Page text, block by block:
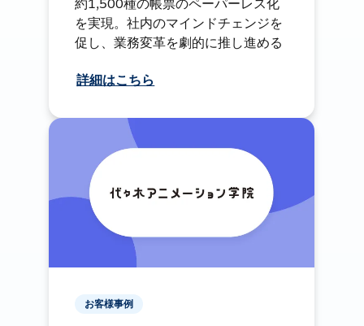
約1,500種の帳票のペーパーレス化
を実現。社内のマインドチェンジを
促し、業務変革を劇的に推し進める
詳細はこちら
お客様事例